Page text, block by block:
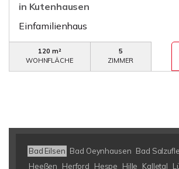
in Kutenhausen
Einfamilienhaus
120 m²
WOHNFLÄCHE
5
ZIMMER
Bad Eilsen Bad Oeynhausen Bad
Heeßen
Herford Hespe Hille Kalletal